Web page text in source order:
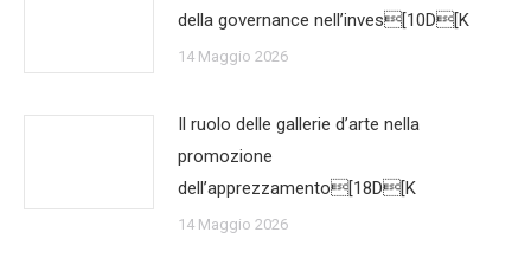
della governance nell’inves[10D[K
14 Maggio 2026
Il ruolo delle gallerie d’arte nella
promozione
dell’apprezzamento[18D[K
14 Maggio 2026